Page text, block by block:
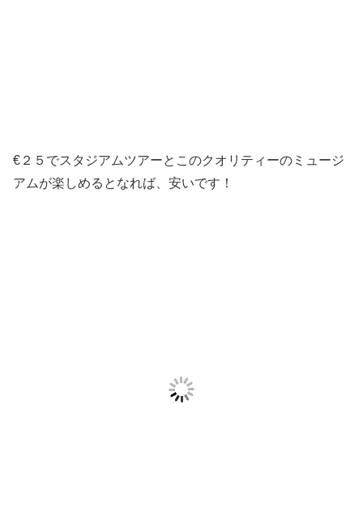
€２５でスタジアムツアーとこのクオリティーのミュージ
アムが楽しめるとなれば、安いです！